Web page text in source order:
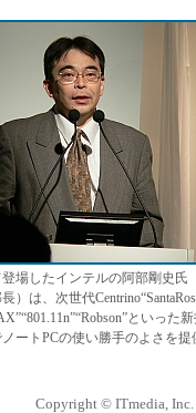
場したインテルの阿部剛史氏
）は、次世代
といった
ートPCの使い勝手のよさを提
Copyright © ITmedia, Inc.